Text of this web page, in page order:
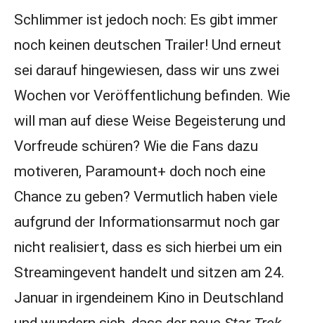
Schlimmer ist jedoch noch: Es gibt immer
noch keinen deutschen Trailer! Und erneut
sei darauf hingewiesen, dass wir uns zwei
Wochen vor Veröffentlichung befinden. Wie
will man auf diese Weise Begeisterung und
Vorfreude schüren? Wie die Fans dazu
motiveren, Paramount+ doch noch eine
Chance zu geben? Vermutlich haben viele
aufgrund der Informationsarmut noch gar
nicht realisiert, dass es sich hierbei um ein
Streamingevent handelt und sitzen am 24.
Januar in irgendeinem Kino in Deutschland